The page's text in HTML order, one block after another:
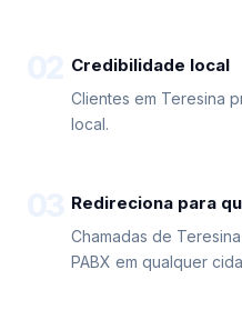
Credibilidade local
Clientes em Teresina
local.
Redireciona para
Chamadas de
PABX em qualquer